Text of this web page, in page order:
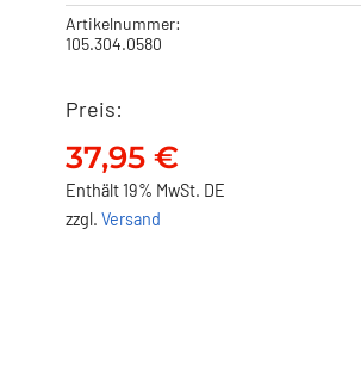
Strandzeltplane
37,95
Artikelnummer:
105.304.0580
Preis:
37,95 €
Enthält 19% MwSt. DE
zzgl. Versand